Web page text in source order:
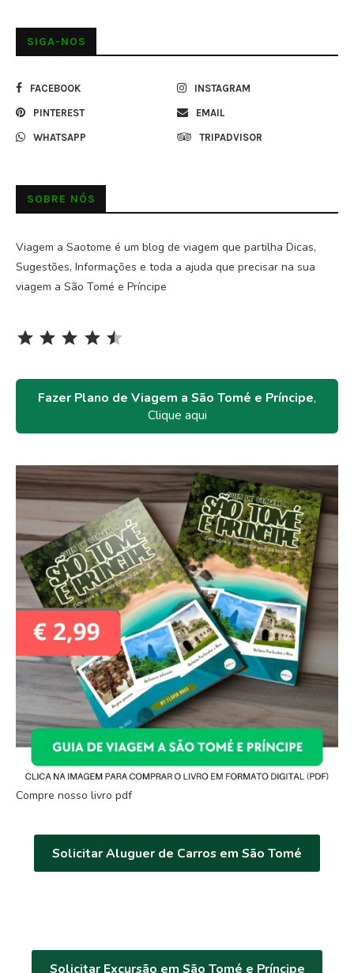
SIGA-NOS
FACEBOOK INSTAGRAM
PINTEREST EMAIL
WHATSAPP TRIPADVISOR
SOBRE NÓS
Viagem a Saotome é um blog de viagem que partilha Dicas,
Sugestões, Informações e toda a ajuda que precisar na sua
viagem a São Tomé e Príncipe
⭐⭐⭐ ⭐⭐
Fazer Plano de Viagem a São Tomé e Príncipe,
Clique aqui
Compre nosso livro pdf
Solicitar Aluguer de Carros em São Tomé
Solicitar Excursão em São Tomé e Príncipe